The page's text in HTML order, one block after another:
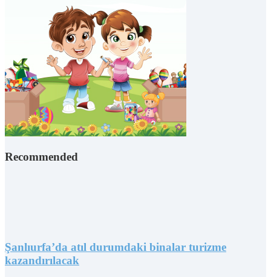
Recommended
Şanlıurfa’da atıl durumdaki binalar turizme
kazandırılacak